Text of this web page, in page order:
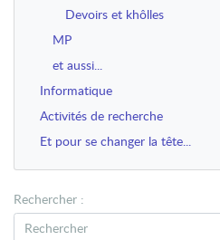
Devoirs et khôlles
MP
et aussi...
Informatique
Activités de recherche
Et pour se changer la tête...
Rechercher :